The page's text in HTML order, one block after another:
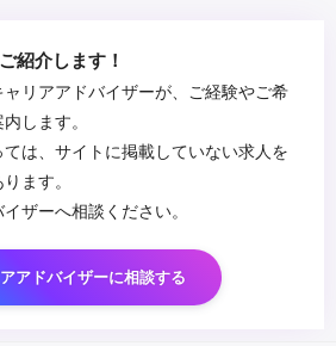
紹介します！
リアアドバイザーが、ご経験やご希
します。
は、サイトに掲載していない求人を
ます。
ザーへ相談ください。
アドバイザーに相談する